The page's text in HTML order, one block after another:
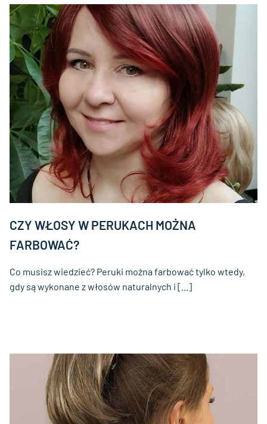
CZY WŁOSY W PERUKACH MOŻNA
FARBOWAĆ?
Co musisz wiedzieć? Peruki można farbować tylko wtedy,
gdy są wykonane z włosów naturalnych i [...]